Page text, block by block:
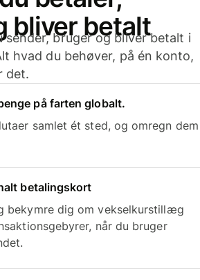
bliver betalt
sender, bruger og bliver betalt i
hvad du behøver, på én konto,
det.
på farten globalt.
samlet ét sted, og omregn dem
betalingskort
bekymre dig om vekselkurstillæg
når du bruger